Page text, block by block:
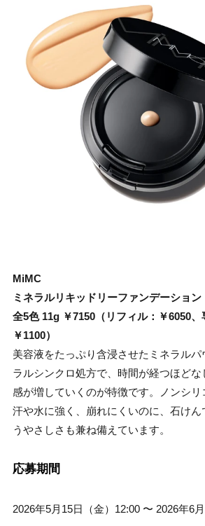
MiMC
ミネラルリキッドリーファンデーション
全5色 11g ￥7150（リフィル：￥6050、
￥1100）
美容液をたっぷり含浸させたミネラル
ラルシンクロ処方で、時間が経つほど
感が増していくのが特徴です。ノンシリ
汗や水に強く、崩れにくいのに、石け
うやさしさも兼ね備えています。
応募期間
2026年5月15日（金）12:00 〜 2026年6